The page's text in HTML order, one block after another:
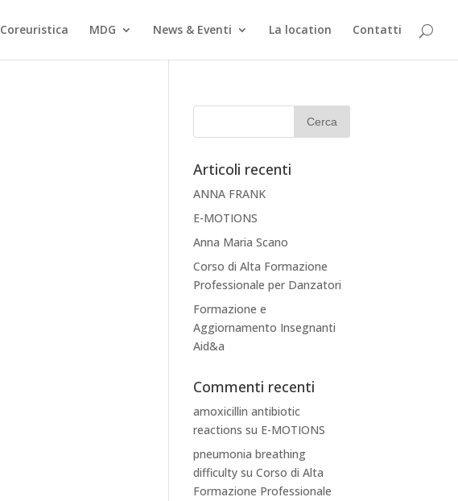
Coreuristica MDG News & Eventi La location Contatti
Articoli recenti
ANNA FRANK
E-MOTIONS
Anna Maria Scano
Corso di Alta Formazione
Professionale per Danzatori
Formazione e
Aggiornamento Insegnanti
Aid&a
Commenti recenti
amoxicillin antibiotic
reactions su E-MOTIONS
pneumonia breathing
difficulty suCorso di Alta
Formazione Professionale